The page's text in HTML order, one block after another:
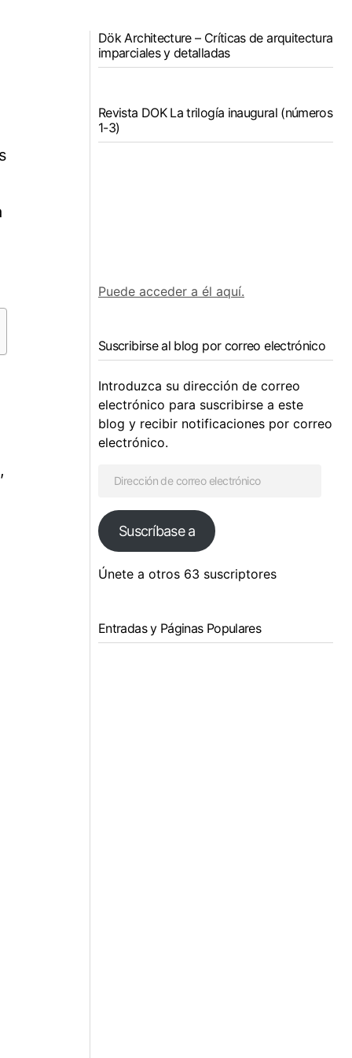
Dök Architecture – Críticas de arquitectura
imparciales y detalladas
Revista DOK La trilogía inaugural (números
1-3)
Puede acceder a él aquí.
Suscribirse al blog por correo electrónico
Introduzca su dirección de correo
electrónico para suscribirse a este
blog y recibir notificaciones por correo
electrónico.
Suscríbase a
Únete a otros 63 suscriptores
Entradas y Páginas Populares